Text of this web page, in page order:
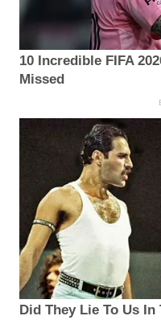
10 Incredible FIFA
Missed
Did They Lie To Us In